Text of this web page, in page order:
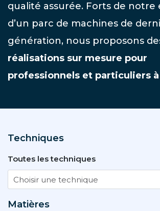
qualité assurée. Forts de notre
d’un parc de machines de
génération, nous proposons
réalisations sur mesure pour
professionnels et particuliers à
Techniques
Toutes les techniques
Matières